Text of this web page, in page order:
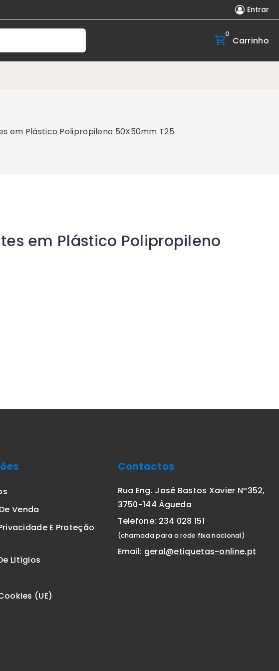
Entrar
0
Carrinho
em Plástico Polipropileno 50X50mm T25
em Plástico Polipropileno
Venda
E Proteção
Litígios
(UE)
Contactos
Rua Eng. José Bastos Xavier Nº352,
3750-144 Águeda
Telefone: 234 028 151
(chamada para a rede fixa nacional)
Email: geral@etiquetas-online.pt